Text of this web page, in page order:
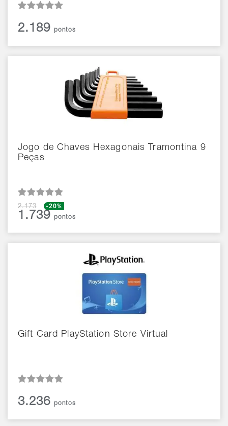
2.189pontos
Jogo de Chaves Hexagonais Tramontina 9
Peças
2.173 -20%
1.739pontos
Gift Card PlayStation Store Virtual
3.236pontos